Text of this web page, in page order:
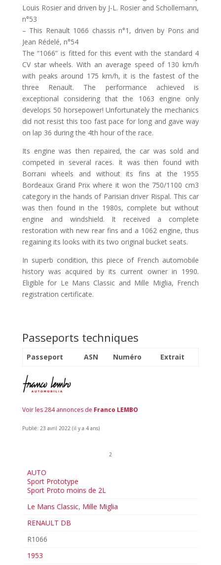
Louis Rosier and driven by J-L. Rosier and Schollemann,
n°53
– This Renault 1066 chassis n°1, driven by Pons and
Jean Rédelé, n°54
The “1066” is fitted for this event with the standard 4
CV star wheels. With an average speed of 130 km/h
with peaks around 175 km/h, it is the fastest of the
three Renault. The performance achieved is
exceptional considering that the 1063 engine only
develops 50 horsepower! Unfortunately the mechanics
did not resist this too fast pace for long and gave way
on lap 36 during the 4th hour of the race.
Its engine was then repaired, the car was sold and
competed in several races. It was then found with
Borrani wheels and without its fins at the 1955
Bordeaux Grand Prix where it won the 750/1100 cm3
category in the hands of Parisian driver Rispal. This car
was then found in the 1980s, complete but without
engine and windshield. It received a complete
restoration with new rear fins and a 1062 engine, thus
regaining its looks with its two original bucket seats.
In superb condition, this piece of French automobile
history was acquired by its current owner in 1990.
Eligible for Le Mans Classic and Mille Miglia, French
registration certificate.
Passeports techniques
Passeport ASN Numéro Extrait
Voir les 284 annonces de Franco LEMBO
Publié: 23 avril 2022 (il y a 4 ans)
2
AUTO
Sport Prototype
Sport Proto moins de 2L
Le Mans Classic, Mille Miglia
RENAULT DB
R1066
1953